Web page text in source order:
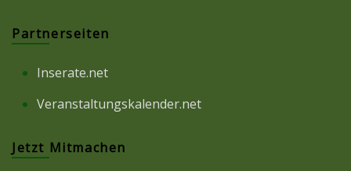
Partnerseiten
Inserate.net
Veranstaltungskalender.net
Jetzt Mitmachen